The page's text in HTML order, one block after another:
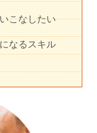
こなしたい
なるスキル